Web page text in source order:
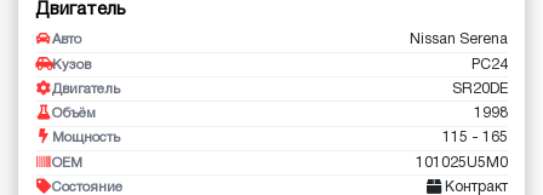
Двигатель
Авто Nissan Serena
Кузов PC24
Двигатель SR20DE
Объём 1998
Мощность 115 - 165
OEM 101025U5M0
Состояние Контракт